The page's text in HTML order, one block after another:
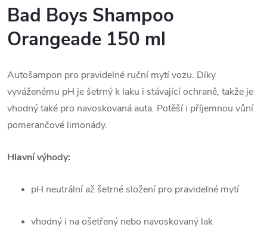
Bad Boys Shampoo
Orangeade 150 ml
Autošampon pro pravidelné ruční mytí vozu. Díky
vyváženému pH je šetrný k laku i stávající ochraně, takže je
vhodný také pro navoskovaná auta. Potěší i příjemnou vůní
pomerančové limonády.
Hlavní výhody:
pH neutrální až šetrné složení pro pravidelné mytí
vhodný i na ošetřený nebo navoskovaný lak